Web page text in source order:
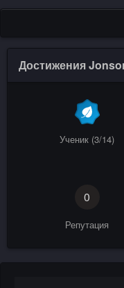
Достижения
Ученик (3/14)
0
Репутация